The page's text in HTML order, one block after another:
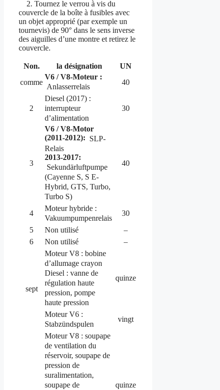
2. Tournez le verrou à vis du
couvercle de la boîte à fusibles avec
un objet approprié (par exemple un
tournevis) de 90° dans le sens inverse
des aiguilles d’une montre et retirez le
couvercle.
Non. la désignation
UN
comme
V6 / V8-Moteur :
Anlasserrelais
40
2
Diesel (2017) :
interrupteur
d’alimentation
30
3
V6 / V8-Motor
(2011-2012): SLP-
Relais
2013-2017:
Sekundärluftpumpe
(Cayenne S, S E-
Hybrid, GTS, Turbo,
Turbo S)
40
4
Moteur hybride :
Vakuumpumpenrelais
30
5
Non utilisé
–
6
Non utilisé –
sept
Moteur V8 : bobine
d’allumage crayon
Diesel : vanne de
régulation haute
pression, pompe
haute pression
quinze
Moteur V6 :
Stabzündspulen
vingt
Moteur V8 : soupape
de ventilation du
réservoir, soupape de
pression de
suralimentation,
soupape de
quinze